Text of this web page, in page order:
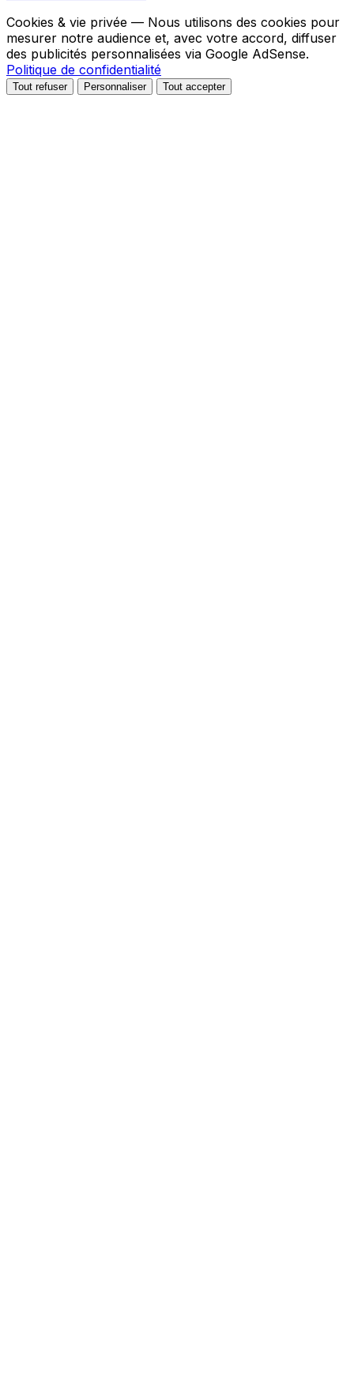
Cookies & vie privée — Nous utilisons des cookies pour
mesurer notre audience et, avec votre accord, diffuser
des publicités personnalisées via Google AdSense.
Politique de confidentialité
Tout refuser Personnaliser Tout accepter